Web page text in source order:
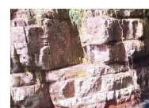
Viva
Leve,
Seja
Leve!